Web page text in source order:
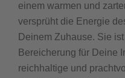
einem warmen und
versprüht die Energie
Deinem Zuhause. Sie
Bereicherung für Deine
reichhaltige und